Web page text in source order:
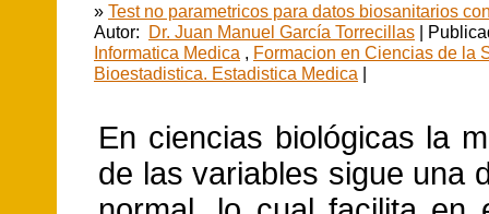
» Test no parametricos para datos biosanitarios
Autor: Dr. Juan Manuel García Torrecillas |
Informatica Medica , Formacion en Ciencias de la
Bioestadistica. Estadistica Medica |
En ciencias biológicas la
de las variables sigue una